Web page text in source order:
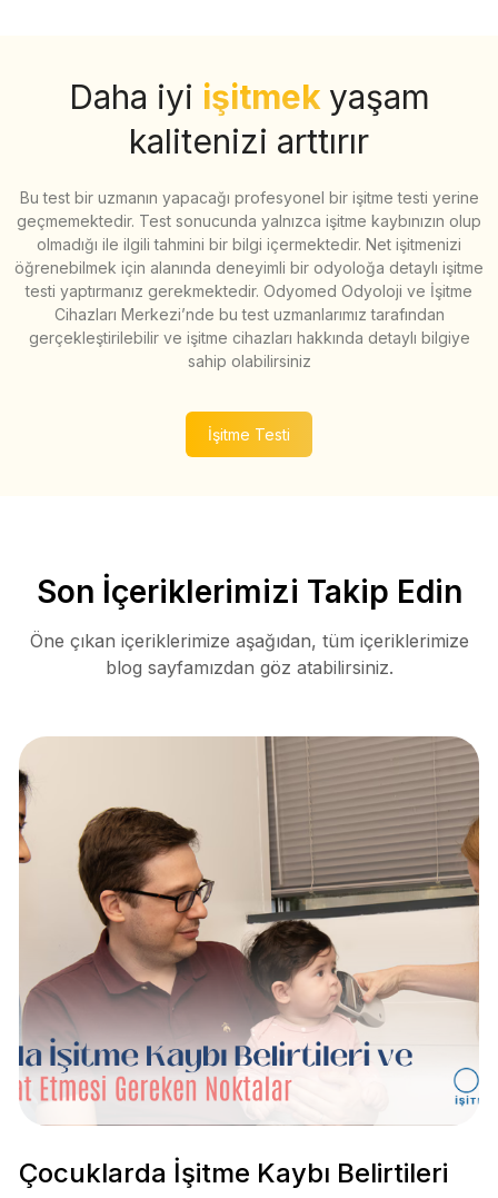
Daha iyi işitmek yaşam
kalitenizi arttırır
Bu test bir uzmanın yapacağı profesyonel bir işitme testi yerine
geçmemektedir. Test sonucunda yalnızca işitme kaybınızın olup
olmadığı ile ilgili tahmini bir bilgi içermektedir. Net işitmenizi
öğrenebilmek için alanında deneyimli bir odyoloğa detaylı işitme
testi yaptırmanız gerekmektedir. Odyomed Odyoloji ve İşitme
Cihazları Merkezi’nde bu test uzmanlarımız tarafından
gerçekleştirilebilir ve işitme cihazları hakkında detaylı bilgiye
sahip olabilirsiniz
İşitme Testi
Son İçeriklerimizi Takip Edin
Öne çıkan içeriklerimize aşağıdan, tüm içeriklerimize
blog sayfamızdan göz atabilirsiniz.
Çocuklarda İşitme Kaybı Belirtileri